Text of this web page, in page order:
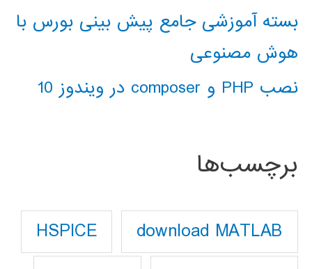
بسته آموزشی جامع پیش بینی بورس با
هوش مصنوعی
نصب PHP و composer در ویندوز 10
برچسب‌ها
download MATLAB
HSPICE